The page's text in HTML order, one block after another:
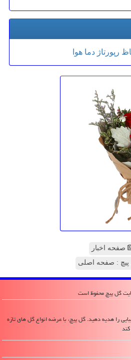
رپورتاژ دما هوا
صفحه اخبار
: صفحه اصلی
را هدیه دهید. گل پیچ، با عرضه انواع گل های تازه